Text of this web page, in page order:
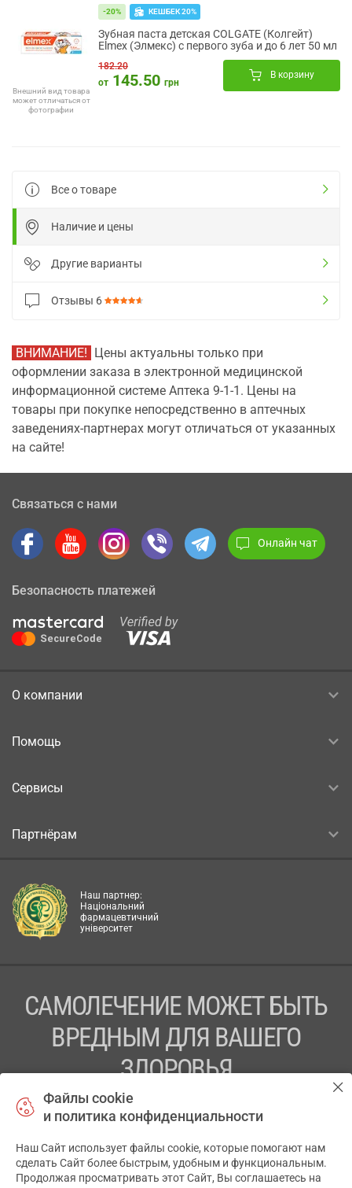
Внешний вид товара
может отличаться от
фотографии
-20% КЕШБЕК 20%
Зубная паста детская COLGATE (Колгейт)
Elmex (Элмекс) с первого зуба и до 6 лет 50 мл
182.20
от 145.50 грн
В корзину
Все о товаре
Наличие и цены
Другие варианты
Отзывы 6
ВНИМАНИЕ! Цены актуальны только при
оформлении заказа в электронной медицинской
информационной системе Аптека 9-1-1. Цены на
товары при покупке непосредственно в аптечных
заведениях-партнерах могут отличаться от указанных
на сайте!
Связаться с нами
Онлайн чат
Безопасность платежей
О компании
Помощь
Сервисы
Партнёрам
Наш партнер:
Національний
фармацевтичний
університет
САМОЛЕЧЕНИЕ МОЖЕТ БЫТЬ
ВРЕДНЫМ ДЛЯ ВАШЕГО
ЗДОРОВЬЯ
ПЕРЕД ПРИМЕНЕНИЕМ ПРЕПАРАТА
ПРОКОНСУЛЬТИРУЙТЕСЬ С ВРАЧОМ
ТОВ «АПТЕКА 911.ЮА» Код ЄДРПОУ 43631965.
Отказ от ответственности
Файлы cookie
и политика конфиденциальности
Наш Сайт использует файлы cookie, которые помогают нам
сделать Сайт более быстрым, удобным и функциональным.
Продолжая просматривать этот Сайт, Вы соглашаетесь на
✕